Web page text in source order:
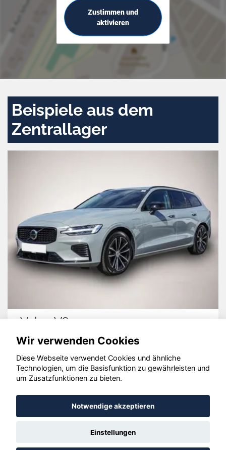
Zustimmen und
aktivieren
Beispiele aus dem
Zentrallager
Volvo V60
© konjunkturmotor.de GmbH 2020 - 2026
Wir verwenden Cookies
Diese Webseite verwendet Cookies und ähnliche
Technologien, um die Basisfunktion zu gewährleisten und
um Zusatzfunktionen zu bieten.
Notwendige akzeptieren
Einstellungen